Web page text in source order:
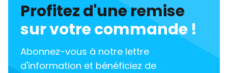
Profitez d'une remise
sur votre commande !
Abonnez-vous à notre lettre
d'information et bénéficiez de